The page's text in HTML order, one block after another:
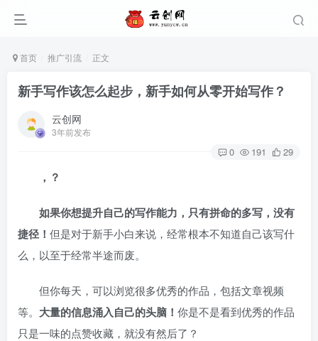
首页 推广引流 正文
新手写作该怎么起步，新手如何从零开始写作？
云创网
3年前发布
0 191 29
，？
如果你想提升自己的写作能力，只有拼命的多写，没有
捷径！ 但是对于新手小白来说，经常根本不知道自己该写什
么，以至于经常半途而废。
但你每天，可以浏览很多优秀的作品，包括文章视频
等。 大量的信息涌入自己的头脑！ 你是不是看到优秀的作品
只是一味的点赞收藏，就没有然后了？